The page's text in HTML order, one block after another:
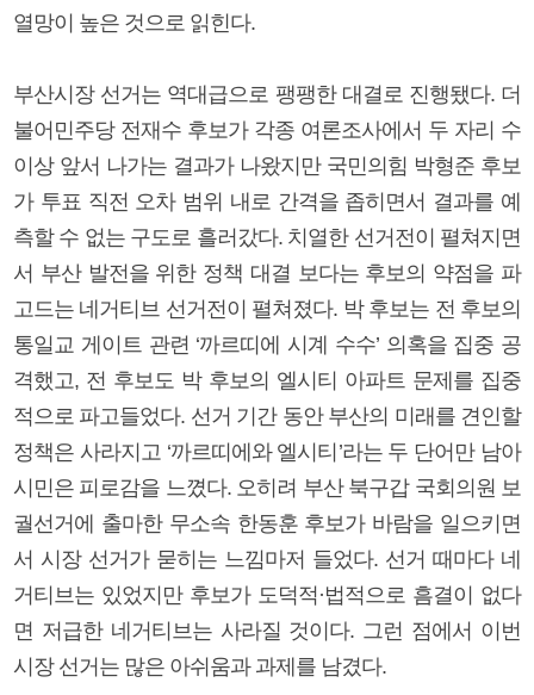
열망이 높은 것으로 읽힌다.
부산시장 선거는 역대급으로 팽팽한 대결로 진행됐다. 더
불어민주당 전재수 후보가 각종 여론조사에서 두 자리 수
이상 앞서 나가는 결과가 나왔지만 국민의힘 박형준 후보
가 투표 직전 오차 범위 내로 간격을 좁히면서 결과를 예
측할 수 없는 구도로 흘러갔다. 치열한 선거전이 펼쳐지면
서 부산 발전을 위한 정책 대결 보다는 후보의 약점을 파
고드는 네거티브 선거전이 펼쳐졌다. 박 후보는 전 후보의
통일교 게이트 관련 ‘까르띠에 시계 수수’ 의혹을 집중 공
격했고, 전 후보도 박 후보의 엘시티 아파트 문제를 집중
적으로 파고들었다. 선거 기간 동안 부산의 미래를 견인할
정책은 사라지고 ‘까르띠에와 엘시티’라는 두 단어만 남아
시민은 피로감을 느꼈다. 오히려 부산 북구갑 국회의원 보
궐선거에 출마한 무소속 한동훈 후보가 바람을 일으키면
서 시장 선거가 묻히는 느낌마저 들었다. 선거 때마다 네
거티브는 있었지만 후보가 도덕적·법적으로 흠결이 없다
면 저급한 네거티브는 사라질 것이다. 그런 점에서 이번
시장 선거는 많은 아쉬움과 과제를 남겼다.